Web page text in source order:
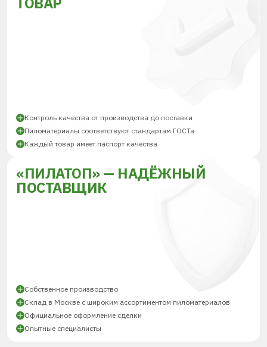
Контроль качества от производства до поставки
Пиломатериалы соответствуют стандартам ГОСТа
Каждый товар имеет паспорт качества
«ПИЛАТОП» — НАДЁЖНЫЙ
ПОСТАВЩИК
Собственное производство
Склад в Москве с широким ассортиментом пиломатериалов
Официальное оформление сделки
Опытные специалисты